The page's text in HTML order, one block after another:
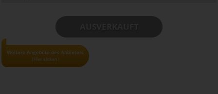
Weitere Angebote des Anbieters
(Hier klicken)
• Alle Gutscheine und Tickets nur solange der Vorrat reicht!
• Pro Haushalt kann maximal 1 Gutschein bestellt werden